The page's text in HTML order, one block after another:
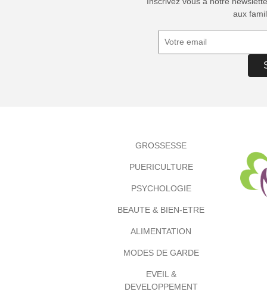
aux
GROSSESSE
PUERICULTURE
PSYCHOLOGIE
BEAUTE & BIEN-ETRE
ALIMENTATION
MODES DE GARDE
EVEIL &
DEVELOPPEMENT